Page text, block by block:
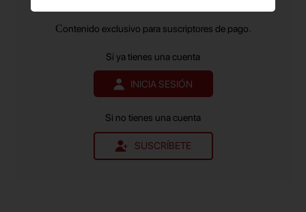
mayor y de más calidad.
Contenido exclusivo para suscriptores de pago.
Si ya tienes una cuenta
INICIA SESIÓN
Si no tienes una cuenta
SUSCRÍBETE